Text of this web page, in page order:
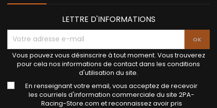
LETTRE D'INFORMATIONS
Vous pouvez vous désinscrire à tout moment. Vous trouverez
pour cela nos informations de contact dans les conditions
d'utilisation du site.
En renseignant votre email, vous acceptez de recevoir
les courriels d'information commerciale du site 2PA-
Racing-Store.com et reconnaissez avoir pris